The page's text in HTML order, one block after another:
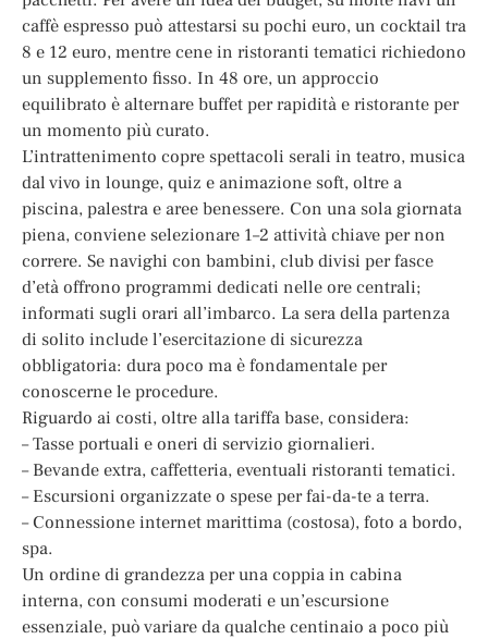
caffè espresso può attestarsi su pochi euro, un cocktail tra
8 e 12 euro, mentre cene in ristoranti tematici richiedono
un supplemento fisso. In 48 ore, un approccio
equilibrato è alternare buffet per rapidità e ristorante per
un momento più curato.
L’intrattenimento copre spettacoli serali in teatro, musica
dal vivo in lounge, quiz e animazione soft, oltre a
piscina, palestra e aree benessere. Con una sola giornata
piena, conviene selezionare 1–2 attività chiave per non
correre. Se navighi con bambini, club divisi per fasce
d’età offrono programmi dedicati nelle ore centrali;
informati sugli orari all’imbarco. La sera della partenza
di solito include l’esercitazione di sicurezza
obbligatoria: dura poco ma è fondamentale per
conoscerne le procedure.
Riguardo ai costi, oltre alla tariffa base, considera:
– Tasse portuali e oneri di servizio giornalieri.
– Bevande extra, caffetteria, eventuali ristoranti tematici.
– Escursioni organizzate o spese per fai-da-te a terra.
– Connessione internet marittima (costosa), foto a bordo,
spa.
Un ordine di grandezza per una coppia in cabina
interna, con consumi moderati e un’escursione
essenziale, può variare da qualche centinaio a poco più